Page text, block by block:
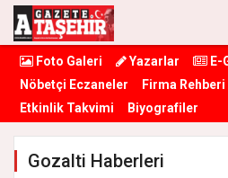
Foto Galeri Yazarlar E-
Nöbetçi Eczaneler
Firma Rehberi
Etkinlik Takvimi
Biyografiler
Gozalti Haberleri